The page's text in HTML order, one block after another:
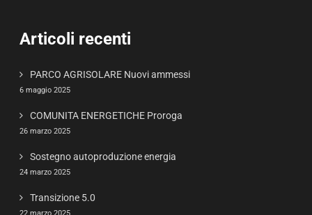
Articoli recenti
PARCO AGRISOLARE Nuovi ammessi
6 maggio 2025
COMUNITA ENERGETICHE Proroga
26 marzo 2025
Sostegno autoproduzione energia
24 marzo 2025
Transizione 5.0
22 marzo 2025